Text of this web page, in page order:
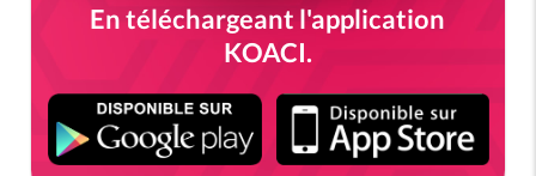
En téléchargeant l'application
KOACI.